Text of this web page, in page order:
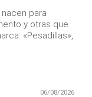
para
y otras que
«Pesadillas»,
06/08/2026